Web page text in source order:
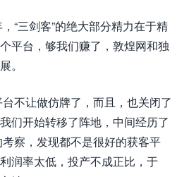
“三剑客”的绝大部分精力在于精
平台，够我们赚了，敦煌网和独
。
不让做仿牌了，而且，也关闭了
们开始转移了阵地，中间经历了
察，发现都不是很好的获客平
润率太低，投产不成正比，于